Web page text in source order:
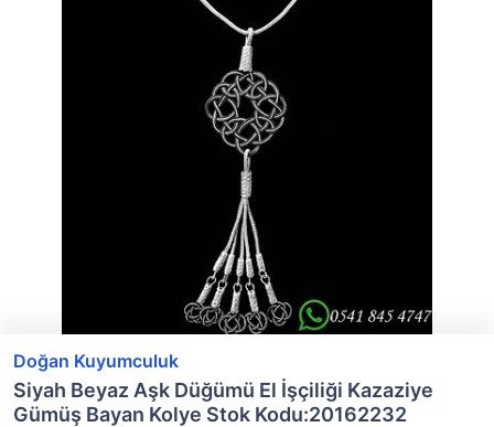
Doğan Kuyumculuk
Siyah Beyaz Aşk Düğümü El İşçiliği Kazaziye
Gümüş Bayan Kolye Stok Kodu:20162232